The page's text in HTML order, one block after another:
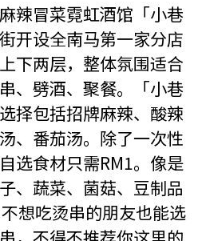
辣冒菜霓虹酒馆「小巷
开设全南马第一家分店
下两层，整体氛围适合
、劈酒、聚餐。「小巷
择包括招牌麻辣、酸辣
、番茄汤。除了一次性
选食材只需RM1。像是
、蔬菜、菌菇、豆制品
想吃烫串的朋友也能选